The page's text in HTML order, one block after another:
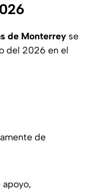
de Monterrey se
del 2026 en el
de
apoyo,